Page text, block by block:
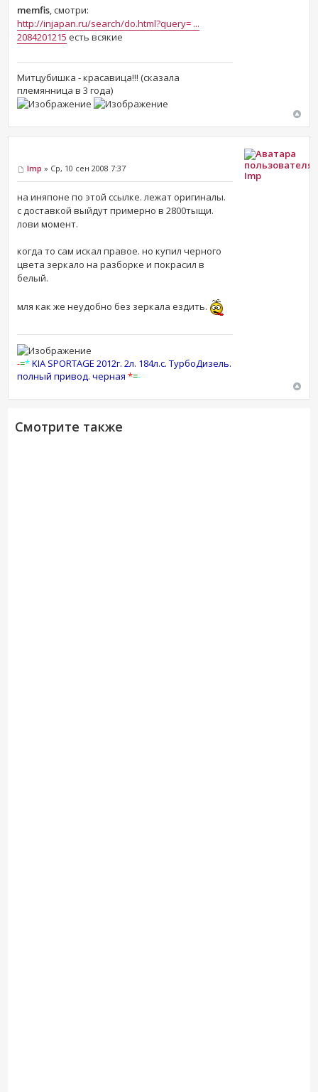
memfis, смотри:
http://injapan.ru/search/do.html?query= ...
2084201215 есть всякие
Митцубишка - красавица!!! (сказала
племянница в 3 года)
Imp » Ср, 10 сен 2008 7:37
на иняпоне по этой ссылке. лежат оригиналы.
с доставкой выйдут примерно в 2800тыщи.
лови момент.
когда то сам искал правое. но купил черного
цвета зеркало на разборке и покрасил в
белый.
мля как же неудобно без зеркала ездить.
-=*KIA SPORTAGE 2012г. 2л. 184л.с. ТурбоДизель.
полный привод. черная *=-
Imp
Смотрите также